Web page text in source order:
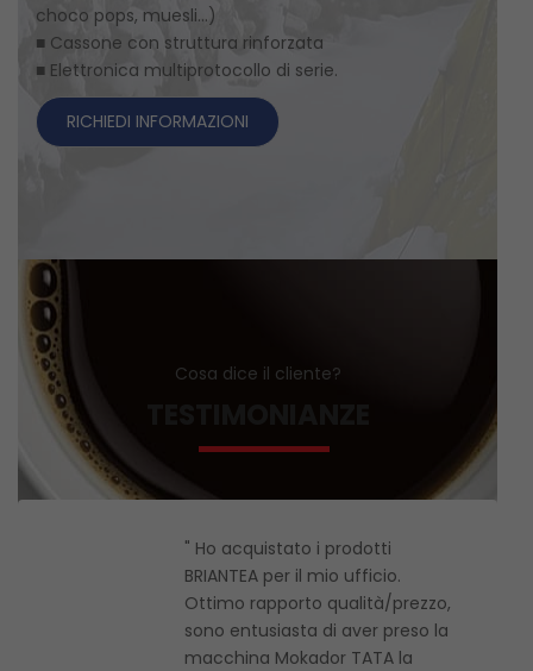
choco pops, muesli…)
■ Cassone con struttura rinforzata
■ Elettronica multiprotocollo di serie.
Cosa dice il cliente?
" Ho acquistato i prodotti
BRIANTEA per il mio ufficio.
Ottimo rapporto qualità/prezzo,
sono entusiasta di aver preso la
macchina Mokador TATA la